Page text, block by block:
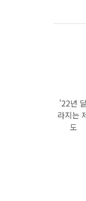
'22년
라지는
도